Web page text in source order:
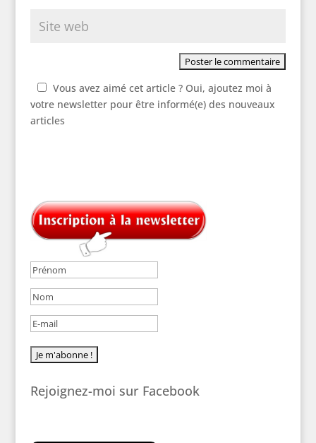
Vous avez aimé cet article ? Oui, ajoutez moi à
votre newsletter pour être informé(e) des nouveaux
articles
Rejoignez-moi sur Facebook